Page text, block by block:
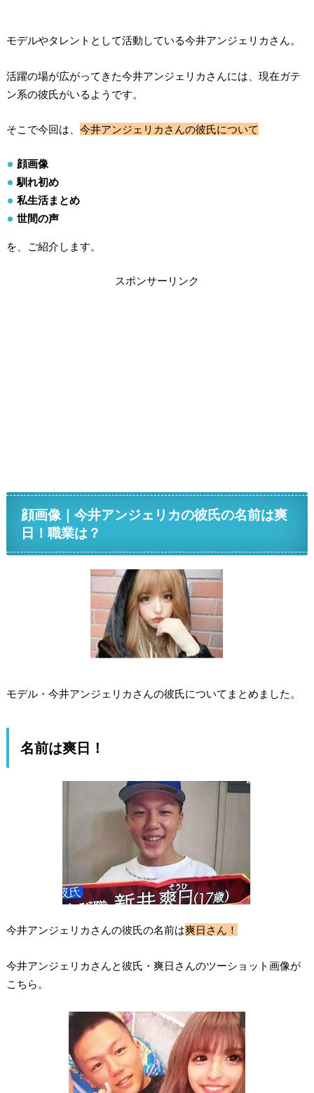
モデルやタレントとして活動している今井アンジェリカさん。
活躍の場が広がってきた今井アンジェリカさんには、現在ガテ
ン系の彼氏がいるようです。
そこで今回は、 今井アンジェリカさんの彼氏について
顔画像
馴れ初め
私生活まとめ
世間の声
を、ご紹介します。
スポンサーリンク
顔画像｜今井アンジェリカの彼氏の名前は爽
日！職業は？
モデル・今井アンジェリカさんの彼氏についてまとめました。
名前は爽日！
今井アンジェリカさんの彼氏の名前は爽日さん！
今井アンジェリカさんと彼氏・爽日さんのツーショット画像が
こちら。